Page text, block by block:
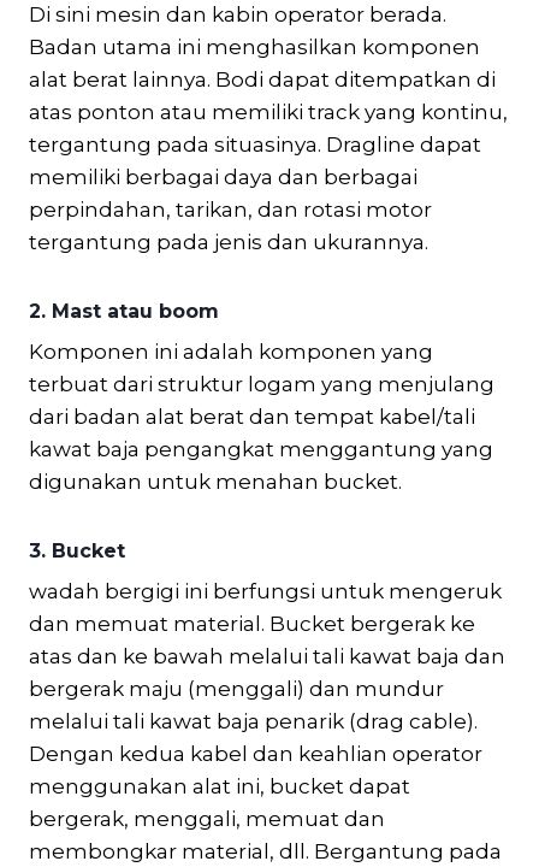
Di sini mesin dan kabin operator berada.
Badan utama ini menghasilkan komponen
alat berat lainnya. Bodi dapat ditempatkan di
atas ponton atau memiliki track yang kontinu,
tergantung pada situasinya. Dragline dapat
memiliki berbagai daya dan berbagai
perpindahan, tarikan, dan rotasi motor
tergantung pada jenis dan ukurannya.
2. Mast atau boom
Komponen ini adalah komponen yang
terbuat dari struktur logam yang menjulang
dari badan alat berat dan tempat kabel/tali
kawat baja pengangkat menggantung yang
digunakan untuk menahan bucket.
3. Bucket
wadah bergigi ini berfungsi untuk mengeruk
dan memuat material. Bucket bergerak ke
atas dan ke bawah melalui tali kawat baja dan
bergerak maju (menggali) dan mundur
melalui tali kawat baja penarik (drag cable).
Dengan kedua kabel dan keahlian operator
menggunakan alat ini, bucket dapat
bergerak, menggali, memuat dan
membongkar material, dll. Bergantung pada